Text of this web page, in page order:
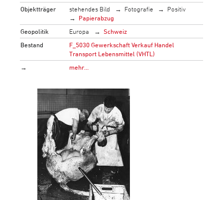
Objektträger
stehendes Bild Fotografie
Positiv
Papierabzug
Geopolitik
Europa
Schweiz
Bestand
F_5030 Gewerkschaft Verkauf Handel
Transport Lebensmittel (VHTL)
→
mehr…